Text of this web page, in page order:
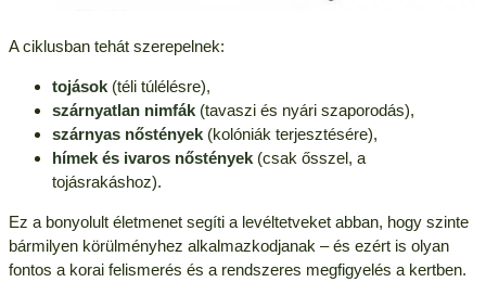
A ciklusban tehát szerepelnek:
tojások(téli túlélésre),
szárnyatlan nimfák(tavaszi és nyári szaporodás),
szárnyas nőstények(kolóniák terjesztésére),
hímek és ivaros nőstények(csak ősszel, a
tojásrakáshoz).
Ez a bonyolult életmenet segíti a levéltetveket abban, hogy szinte
bármilyen körülményhez alkalmazkodjanak – és ezért is olyan
fontos a korai felismerés és a rendszeres megfigyelés a kertben.